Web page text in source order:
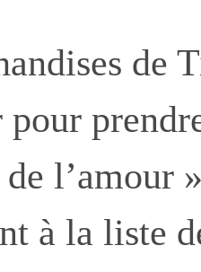
de
pour
l’amour
à la liste